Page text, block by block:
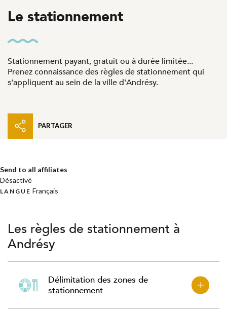
Le stationnement
Stationnement payant, gratuit ou à durée limitée...
Prenez connaissance des règles de stationnement qui
s'appliquent au sein de la ville d'Andrésy.
PARTAGER
Send to all affiliates
Désactivé
LANGUE Français
Les règles de stationnement à
Andrésy
Délimitation des zones de
stationnement